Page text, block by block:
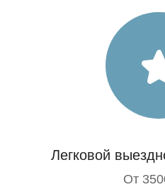
Легковой
От